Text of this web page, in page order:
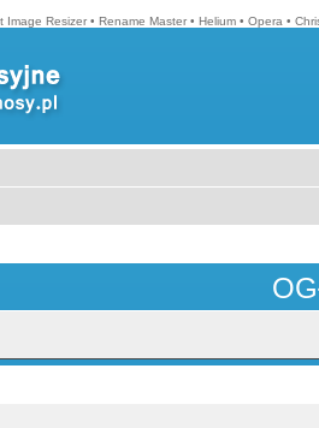
Image Resizer • Rename Master • Helium • Opera •